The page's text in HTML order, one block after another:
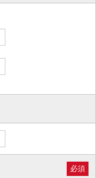
必須